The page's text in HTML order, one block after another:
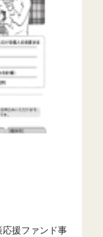
応援ファンド事